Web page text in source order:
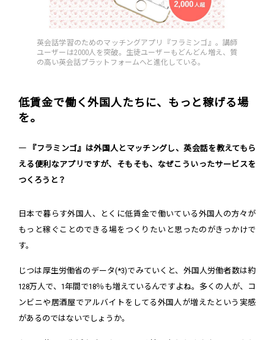
英会話学習のためのマッチングアプリ『フラミンゴ』。講師
ユーザーは2000人を突破。生徒ユーザーもどんどん増え、質
の高い英会話プラットフォームへと進化している。
低賃金で働く外国人たちに、もっと稼げる場
を。
― 『フラミンゴ』は外国人とマッチングし、英会話を教えてもら
える便利なアプリですが、そもそも、なぜこういったサービスを
つくろうと？
日本で暮らす外国人、とくに低賃金で働いている外国人の方々が
もっと稼ぐことのできる場をつくりたいと思ったのがきっかけで
す。
じつは厚生労働省のデータ(*3)でみていくと、外国人労働者数は約
128万人で、1年間で18％も増えているんですよね。多くの人が、コ
ンビニや居酒屋でアルバイトをしてる外国人が増えたという実感
があるのではないでしょうか。